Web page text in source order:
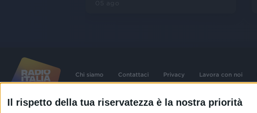
Il rispetto della tua riservatezza è la nostra priorità
Chi siamo Contattaci Privacy Lavora con noi